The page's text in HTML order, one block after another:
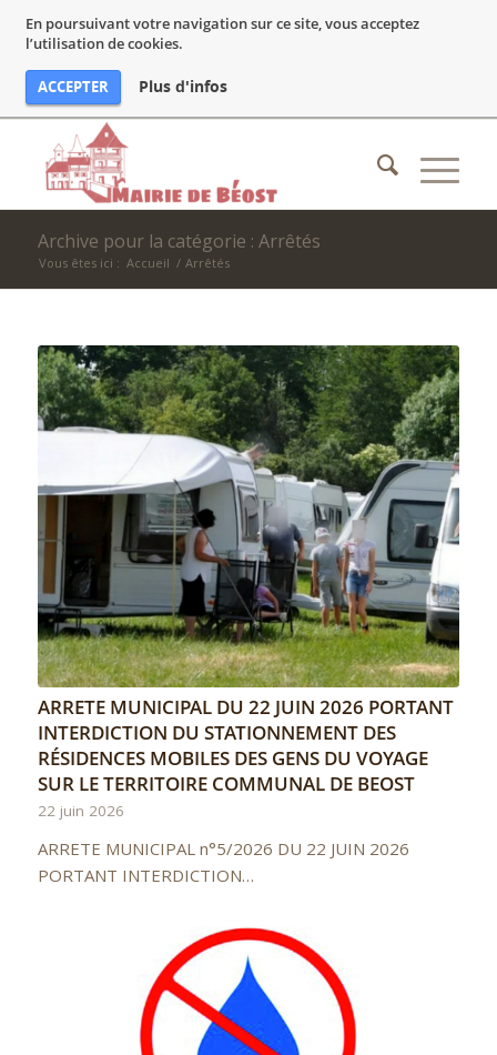
En poursuivant votre navigation sur ce site, vous acceptez
l’utilisation de cookies.
ACCEPTER Plus d'infos
Archive pour la catégorie : Arrêtés
Vous êtes ici : Accueil / Arrêtés
ARRETE MUNICIPAL DU 22 JUIN 2026 PORTANT
INTERDICTION DU STATIONNEMENT DES
RÉSIDENCES MOBILES DES GENS DU VOYAGE
SUR LE TERRITOIRE COMMUNAL DE BEOST
22 juin 2026
ARRETE MUNICIPAL n°5/2026 DU 22 JUIN 2026
PORTANT INTERDICTION…